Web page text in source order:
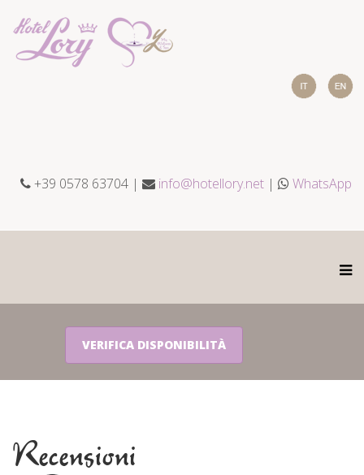
+39 0578 63704 | info@hotellory.net | WhatsApp
Recensioni